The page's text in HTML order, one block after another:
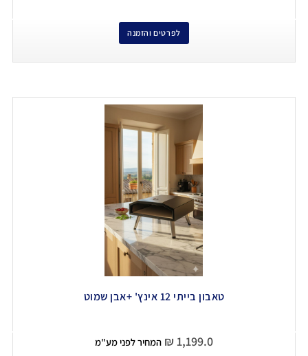
לפרטים והזמנה
טאבון בייתי 12 אינץ' +אבן שמוט
₪ 1,199.0 המחיר לפני מע"מ